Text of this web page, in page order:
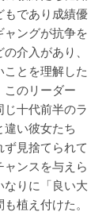
もであり成績優
ャングが抗争を
介入があり、
とを理解した
このリーダー
じ十代前半のラ
い彼女たち
見捨てられて
ンスを与えら
なりに「良い大
植え付けた。